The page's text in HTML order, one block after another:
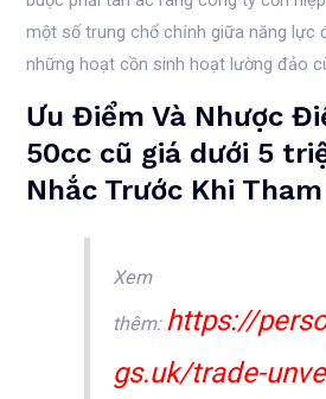
một số trung chổ chính giữa năng lực
những hoạt cồn sinh hoạt lường đảo
Ưu Điểm Và Nhược
50cc cũ giá dưới 5
Nhắc Trước Khi
Xem
thêm: https://
gs.uk/trade-